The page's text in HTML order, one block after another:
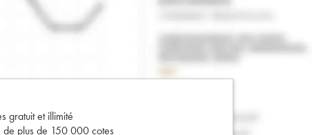
gratuit et illimité
de plus de 150 000 cotes